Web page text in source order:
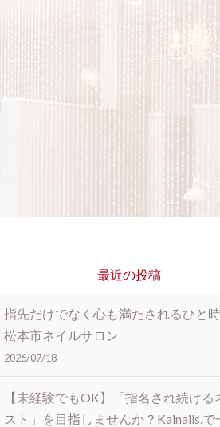
最近の投稿
指先だけでなく心も満たされるひと
松本市ネイルサロン
2026/07/18
【未経験でもOK】「指名され続ける
スト」を目指しませんか？Kainails.で